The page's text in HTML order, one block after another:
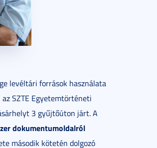
levéltári források használata
SZTE Egyetemtörténeti
3 gyűjtőúton járt. A
dokumentumoldalról
második kötetén dolgozó